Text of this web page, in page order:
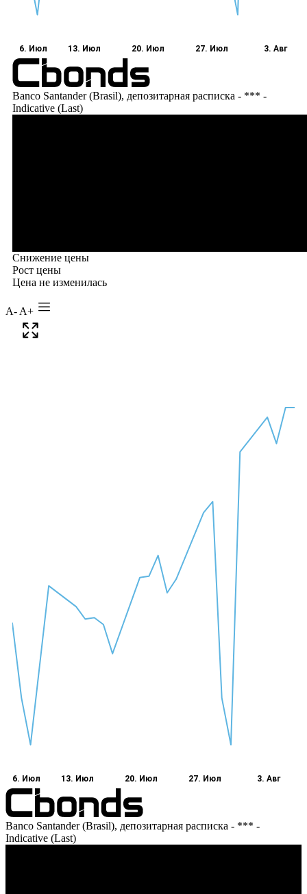
A- A+
6. Июл 13. Июл 20. Июл 27. Июл 3. Авг
Banco Santander (Brasil), депозитарная расписка - *** -
Indicative (Last)